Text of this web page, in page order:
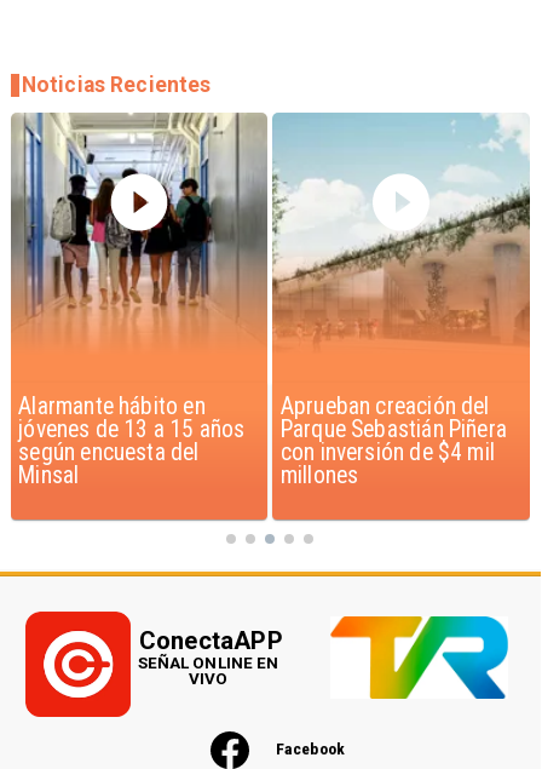
Alarmante hábito en
jóvenes de 13 a 15 años
según encuesta del
Minsal
Aprueban creación del
Parque Sebastián Piñera
con inversión de $4 mil
millones
Noticias Recientes
Facebook
ConectaAPP
SEÑAL ONLINE EN
VIVO